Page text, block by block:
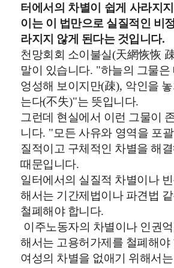
터에서의 차별이 쉽게 사라지
이는 이 법만으로 실질적인 비
라지지 않게 된다는 것입니다.
천망회회 소이불실(天網恢恢
말이 있습니다. "하늘의 그물은
엉성해 보이지만(疎), 악인을
는다(不失)"는 뜻입니다.
그런데 현실에서 이런 그물이
니다. "모든 사유와 영역을 포
질적이고 구체적인 차별을 해
때문입니다.
일터에서의 실질적 차별이나
해서는 기간제법이나 파견법
철폐해야 합니다.
이주노동자의 차별이나 인권
해서는 고용허가제를 철폐해야
여성의 차별을 없애기 위해서